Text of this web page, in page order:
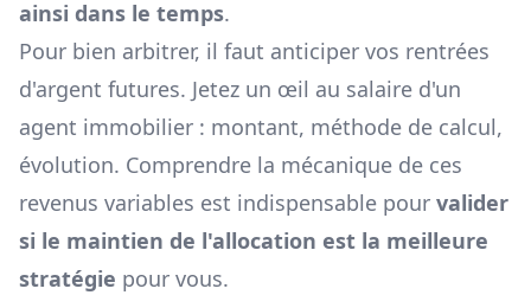
ainsi dans le temps.
Pour bien arbitrer, il faut anticiper vos rentrées
d'argent futures. Jetez un œil au salaire d'un
agent immobilier : montant, méthode de calcul,
évolution. Comprendre la mécanique de ces
revenus variables est indispensable pour valider
si le maintien de l'allocation est la meilleure
stratégie pour vous.